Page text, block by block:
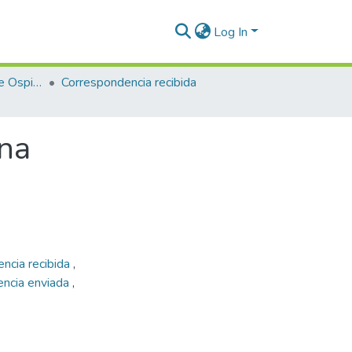
Log In
Enriqueta Vásquez de Ospina
Correspondencia recibida
recibida ,
enviada ,